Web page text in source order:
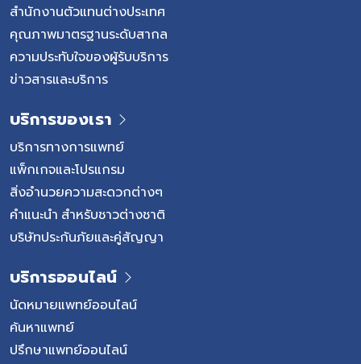
สำนักงานตัวแทนต่างประเทศ
คุณภาพมาตรฐานระดับสากล
ความประทับใจของผู้รับบริการ
ข่าวสารและบริการ
บริการของเรา
บริการทางการแพทย์
แพ็กเกจและโปรแกรม
สิ่งอำนวยความสะดวกต่างๆ
คำแนะนำ สำหรับชาวต่างชาติ
บริษัทประกันภัยและคู่สัญญา
บริการออนไลน์
นัดหมายแพทย์ออนไลน์
ค้นหาแพทย์
ปรึกษาแพทย์ออนไลน์